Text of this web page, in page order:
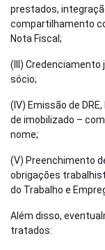
prestados,
compartilhamento
Nota Fiscal;
(III) Credenciamento
sócio;
(IV) Emissão de
de imobilizado –
nome;
(V) Preenchimento de
obrigações
do Trabalho e
Além disso,
tratados: